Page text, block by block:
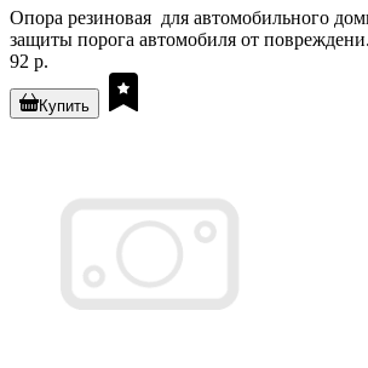
Опора резиновая для автомобильного
защиты порога автомобиля от
92 р.
Купить